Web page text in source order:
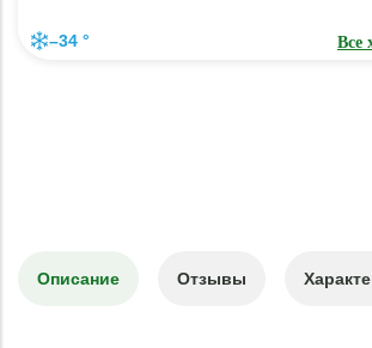
–34 ° Все
Описание Отзывы